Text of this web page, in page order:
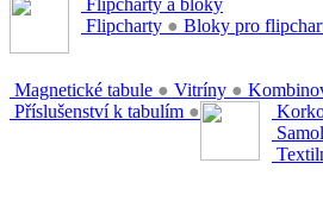
Flipcharty a bloky
Flipcharty ● Bloky pro
Magnetické tabule ● Vitríny ●
Příslušenství k tabulím ●